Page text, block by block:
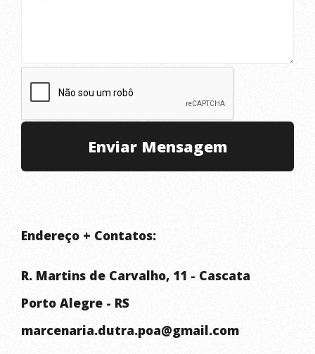
Endereço + Contatos:
R. Martins de Carvalho, 11 - Cascata
Porto Alegre - RS
marcenaria.dutra.poa@gmail.com